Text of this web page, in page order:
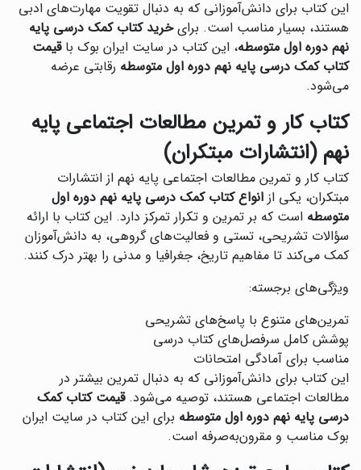
این کتاب برای دانش‌آموزانی که به دنبال تقویت مهارت‌های ادبی
هستند، بسیار مناسب است. برایخرید کتاب کمک درسی پایه
نهم دوره اول متوسطه، این کتاب در سایت ایران بوک باقیمت
کتاب کمک درسی پایه نهم دوره اول متوسطه رقابتی عرضه
می‌شود.
کتاب کار و تمرین مطالعات اجتماعی پایه
نهم (انتشارات مبتکران)
کتاب کار و تمرین مطالعات اجتماعی پایه نهم از انتشارات
مبتکران، یکی از انواع کتاب کمک درسی پایه نهم دوره اول
متوسطه است که بر تمرین و تکرار تمرکز دارد. این کتاب با ارائه
سؤالات تشریحی، تستی و فعالیت‌های گروهی، به دانش‌آموزان
کمک می‌کند تا مفاهیم تاریخ، جغرافیا و مدنی را بهتر درک کنند.
ویژگی‌های برجسته:
تمرین‌های متنوع با پاسخ‌های تشریحی
پوشش کامل سرفصل‌های کتاب درسی
مناسب برای آمادگی امتحانات
این کتاب برای دانش‌آموزانی که به دنبال تمرین بیشتر در
مطالعات اجتماعی هستند، توصیه می‌شود.قیمت کتاب کمک
درسی پایه نهم دوره اول متوسطه برای این کتاب در سایت ایران
بوک مناسب و مقرون‌به‌صرفه است.